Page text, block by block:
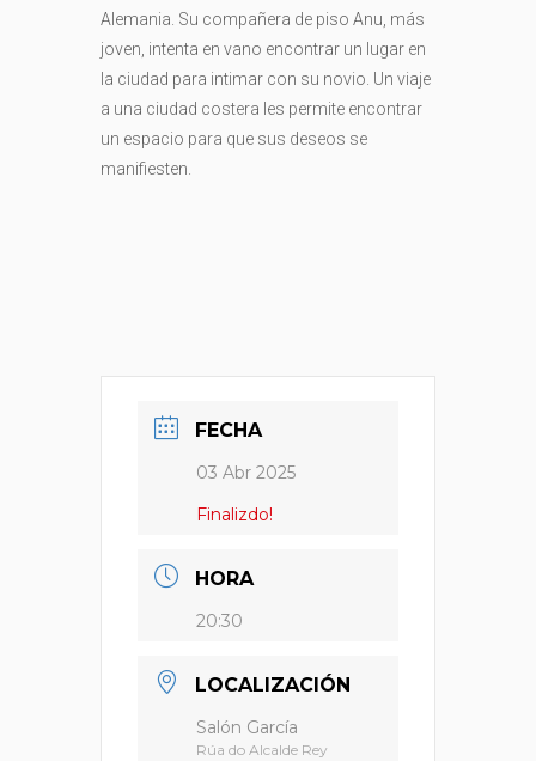
Alemania. Su compañera de piso Anu, más
joven, intenta en vano encontrar un lugar en
la ciudad para intimar con su novio. Un viaje
a una ciudad costera les permite encontrar
un espacio para que sus deseos se
manifiesten.
FECHA
03 Abr 2025
Finalizdo!
HORA
20:30
LOCALIZACIÓN
Salón García
Rúa do Alcalde Rey